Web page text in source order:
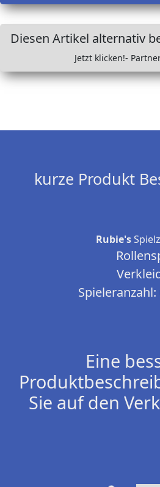
Diesen Artikel alternativ
Jetzt klicken!-
kurze Produkt
Rubie's
Eine
Sie auf den